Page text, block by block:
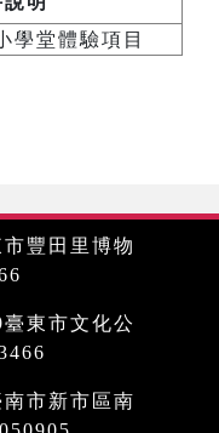
學堂體驗項目
豐田里博物
東市文化公
市新市區南